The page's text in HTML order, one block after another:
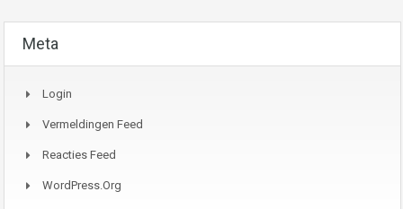
Meta
Login
Vermeldingen Feed
Reacties Feed
WordPress.org